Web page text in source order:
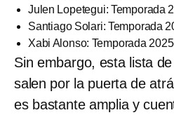
Julen Lopetegui: Temporada
Santiago Solari: Temporada
Xabi Alonso: Temporada
Sin embargo, esta lista
salen por la puerta de
es bastante amplia y